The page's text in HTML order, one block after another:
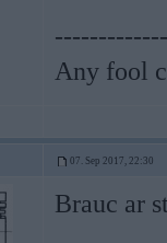
Any fool
07. Sep 2017, 22:30
Brauc ar